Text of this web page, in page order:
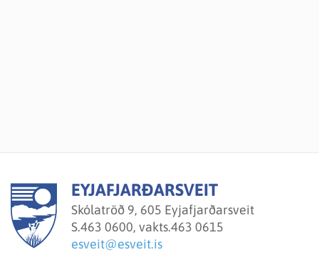
EYJAFJARÐARSVEIT
Skólatröð 9, 605 Eyjafjarðarsveit
S.463 0600, vakts.463 0615
esveit@esveit.is